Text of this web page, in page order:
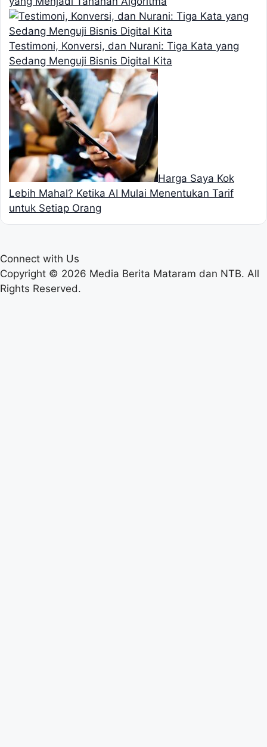
Testimoni, Konversi, dan Nurani: Tiga Kata yang
Sedang Menguji Bisnis Digital Kita
Harga Saya Kok
Lebih Mahal? Ketika AI Mulai Menentukan Tarif
untuk Setiap Orang
Connect with Us
Copyright © 2026 Media Berita Mataram dan NTB. All
Rights Reserved.